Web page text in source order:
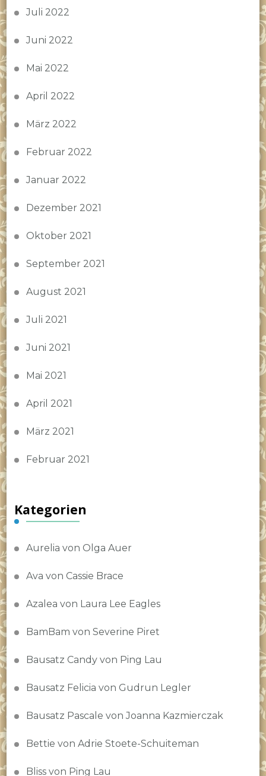
Juli 2022
Juni 2022
Mai 2022
April 2022
März 2022
Februar 2022
Januar 2022
Dezember 2021
Oktober 2021
September 2021
August 2021
Juli 2021
Juni 2021
Mai 2021
April 2021
März 2021
Februar 2021
Kategorien
Aurelia von Olga Auer
Ava von Cassie Brace
Azalea von Laura Lee Eagles
BamBam von Severine Piret
Bausatz Candy von Ping Lau
Bausatz Felicia von Gudrun Legler
Bausatz Pascale von Joanna Kazmierczak
Bettie von Adrie Stoete-Schuiteman
Bliss von Ping Lau